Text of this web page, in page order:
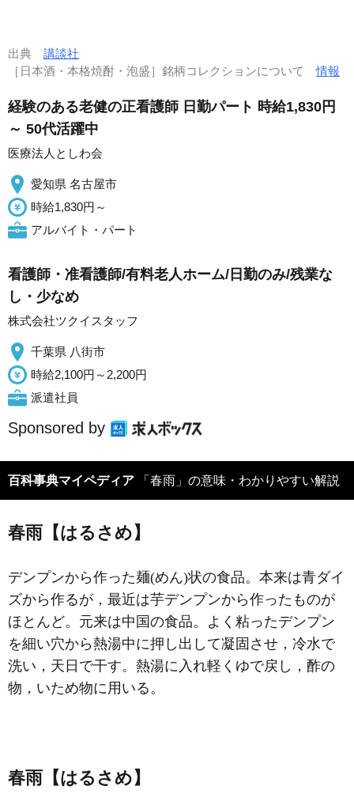
出典 講談社
［日本酒・本格焼酎・泡盛］銘柄コレクションについて情報
経験のある老健の正看護師 日勤パート 時給1,830円
～ 50代活躍中
医療法人としわ会
愛知県 名古屋市
時給1,830円～
アルバイト・パート
看護師・准看護師/有料老人ホーム/日勤のみ/残業な
し・少なめ
株式会社ツクイスタッフ
千葉県 八街市
時給2,100円～2,200円
派遣社員
Sponsored by
百科事典マイペディア 「春雨」の意味・わかりやすい解説
春雨【はるさめ】
デンプンから作った麺(めん)状の食品。本来は青ダイ
ズから作るが，最近は芋デンプンから作ったものが
ほとんど。元来は中国の食品。よく粘ったデンプン
を細い穴から熱湯中に押し出して凝固させ，冷水で
洗い，天日で干す。熱湯に入れ軽くゆで戻し，酢の
物，いため物に用いる。
春雨【はるさめ】